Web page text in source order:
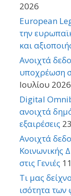
2026
European
την
και
Ανοιχτά
υποχρέωση
Ιουλίου 2026
Digital
ανοιχτά
εξαιρέσεις
Ανοιχτά
Κοινωνικής
στις Γενιές
Τι μας
ισότητα